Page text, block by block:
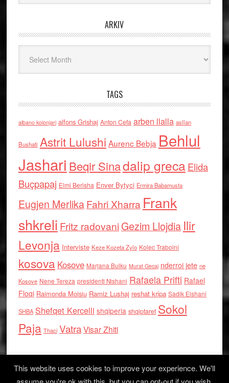
ARKIV
TAGS
albano kolonjari alfons Grishaj Anton Cefa arben llalla asllan
Bushati Astrit Lulushi Aurenc Bebja Behlul
Jashari Beqir Sinadalip grecaElida
Buçpapaj Elmi Berisha Enver Bytyci Ermira Babamusta
Eugjen MerlikaFahri Xharra Frank
shkreli Fritz radovaniGezim Llojdia Ilir
Levonja Interviste Keze Kozeta Zylo Kolec Traboini
kosova Kosove Marjana Bulku Murat Gecaj nderroi jete ne
Kosove Nene Tereza presidenti Nishani Rafaela Prifti Rafael
Floqi Raimonda Moisiu Ramiz Lushaj reshat kripa Sadik Elshani
SHBA Shefqet Kercelli shqiperia shqiptaret Sokol
Paja Thaci VatraVisar Zhiti
This website uses cookies to improve your experience. We'll